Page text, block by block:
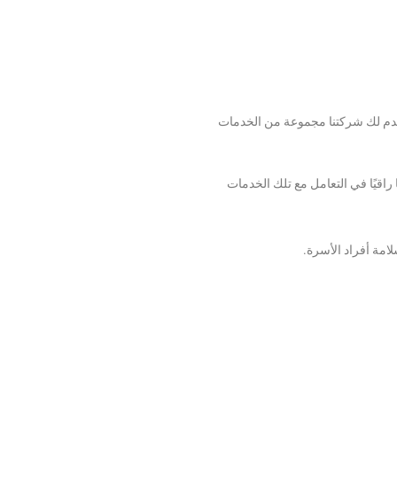
لك شركتنا مجموعة من الخدمات
في التعامل مع تلك الخدمات
أفراد الأسرة.